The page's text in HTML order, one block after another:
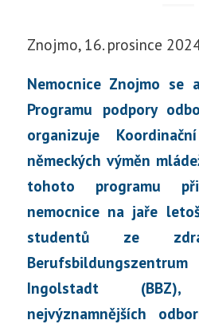
Znojmo, 16. prosince
Nemocnice Znojmo se
Programu podpory
organizuje
německých výměn
tohoto programu
nemocnice na jaře
studentů ze
Ingolstadt
nejvýznamnějších